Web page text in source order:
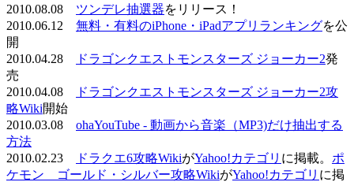
2010.08.08 ツンデレ抽選器をリリース！
2010.06.12 無料・有料のiPhone・iPadアプリランキングを公
開
2010.04.28
ドラゴンクエストモンスターズ ジョーカー2発
売
2010.04.08
ドラゴンクエストモンスターズ ジョーカー2攻
略Wiki開始
2010.03.08 ohaYouTube - 動画から音楽（MP3)だけ抽出する
方法
2010.02.23
ドラクエ6攻略WikiがYahoo!カテゴリ に掲載。 ポ
ケモン ゴールド・シルバー攻略WikiがYahoo!カテゴリ に掲